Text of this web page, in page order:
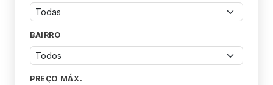
BAIRRO
PREÇO MÁX.